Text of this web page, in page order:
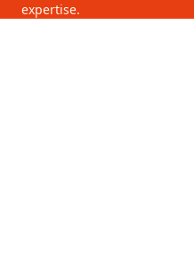
expertise.